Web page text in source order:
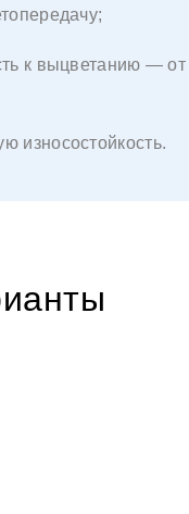
к выцветанию — от
износостойкость.